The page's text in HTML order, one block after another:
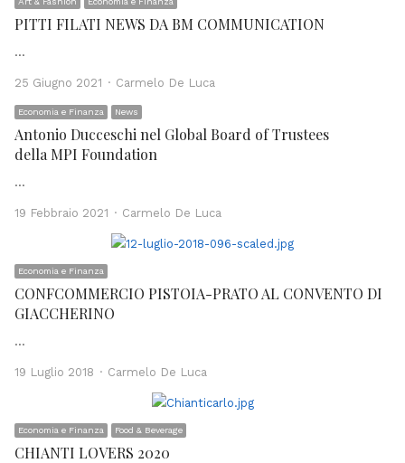
PITTI FILATI NEWS DA BM COMMUNICATION
…
25 Giugno 2021 Author
Carmelo De Luca
Economia e Finanza News
Antonio Ducceschi nel Global Board of Trustees
della MPI Foundation
…
19 Febbraio 2021 Author
Carmelo De Luca
Economia e Finanza
CONFCOMMERCIO PISTOIA-PRATO AL CONVENTO DI
GIACCHERINO
…
19 Luglio 2018 Author
Carmelo De Luca
Economia e Finanza Food & Beverage
CHIANTI LOVERS 2020